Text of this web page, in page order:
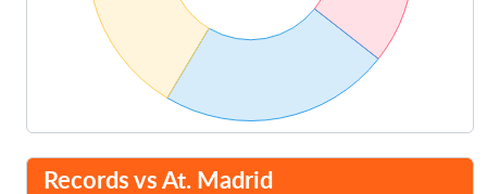
Records vs At. Madrid